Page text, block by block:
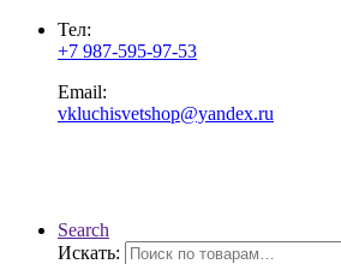
Тел:
+7 987-595-97-53
Email:
vkluchisvetshop@yandex.ru
Search
Искать: